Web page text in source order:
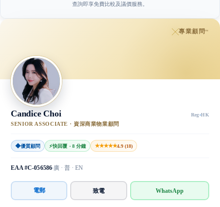
查詢即享免費比較及議價服務。
專業顧問™
Candice Choi Reg·HK
SENIOR ASSOCIATE · 資深商業物業顧問
◆優質顧問 ⚡快回覆 · 8 分鐘 ★★★★★4.9 (18)
EAA #C-056586 廣 · 普 · EN
電郵 致電 WhatsApp